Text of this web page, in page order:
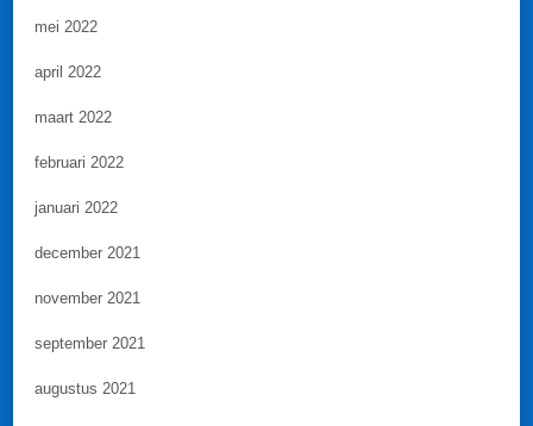
mei 2022
april 2022
maart 2022
februari 2022
januari 2022
december 2021
november 2021
september 2021
augustus 2021